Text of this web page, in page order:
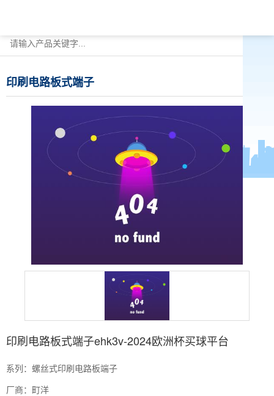
印刷电路板式端子
印刷电路板式端子ehk3v-2024欧洲杯买球平台
系列：螺丝式印刷电路板端子
厂商：町洋